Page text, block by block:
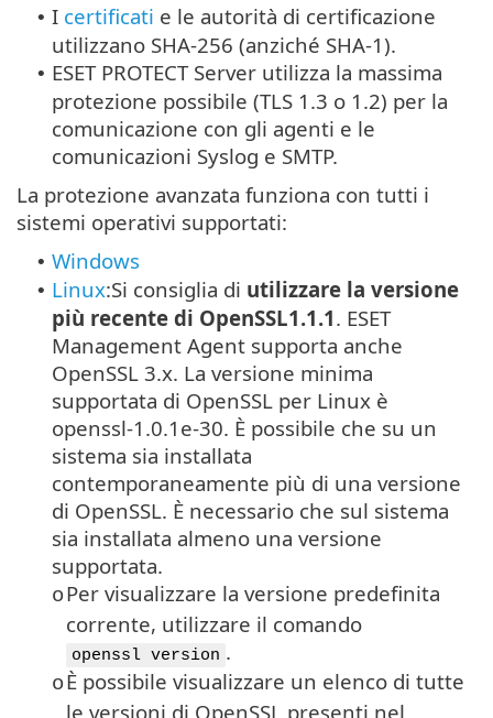
• I certificati e le autorità di certificazione
utilizzano SHA-256 (anziché SHA-1).
• ESET PROTECT Server utilizza la massima
protezione possibile (TLS 1.3 o 1.2) per la
comunicazione con gli agenti e le
comunicazioni Syslog e SMTP.
La protezione avanzata funziona con tutti i
sistemi operativi supportati:
• Windows
• Linux:Si consiglia di utilizzare la versione
più recente di OpenSSL1.1.1. ESET
Management Agent supporta anche
OpenSSL 3.x. La versione minima
supportata di OpenSSL per Linux è
openssl-1.0.1e-30. È possibile che su un
sistema sia installata
contemporaneamente più di una versione
di OpenSSL. È necessario che sul sistema
sia installata almeno una versione
supportata.
oPer visualizzare la versione predefinita
corrente, utilizzare il comando
openssl version .
oÈ possibile visualizzare un elenco di tutte
le versioni di OpenSSL presenti nel